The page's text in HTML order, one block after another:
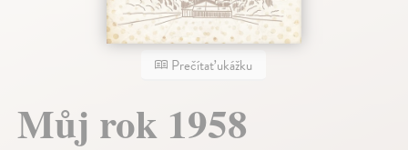
Prečítať ukážku
Můj rok 1958